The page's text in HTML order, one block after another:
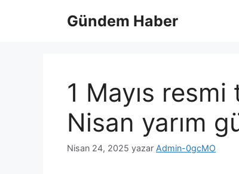
Gündem Haber
1 Mayıs
Nisan yarım
Nisan 24, 2025 yazar Admin-0gcMO